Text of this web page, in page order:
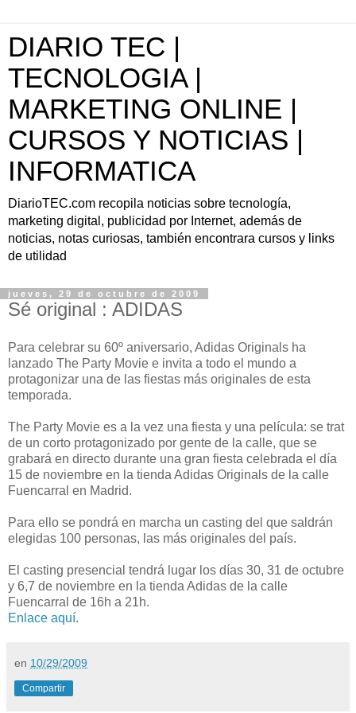
DIARIO TEC |
TECNOLOGIA |
MARKETING ONLINE |
CURSOS Y NOTICIAS |
INFORMATICA
DiarioTEC.com recopila noticias sobre tecnología,
marketing digital, publicidad por Internet, además de
noticias, notas curiosas, también encontrara cursos y links
de utilidad
jueves, 29 de octubre de 2009
Sé original : ADIDAS
Para celebrar su 60º aniversario, Adidas Originals ha
lanzado The Party Movie e invita a todo el mundo a
protagonizar una de las fiestas más originales de esta
temporada.
The Party Movie es a la vez una fiesta y una película: se trat
de un corto protagonizado por gente de la calle, que se
grabará en directo durante una gran fiesta celebrada el día
15 de noviembre en la tienda Adidas Originals de la calle
Fuencarral en Madrid.
Para ello se pondrá en marcha un casting del que saldrán
elegidas 100 personas, las más originales del país.
El casting presencial tendrá lugar los días 30, 31 de octubre
y 6,7 de noviembre en la tienda Adidas de la calle
Fuencarral de 16h a 21h.
Enlace aquí.
en 10/29/2009
Compartir